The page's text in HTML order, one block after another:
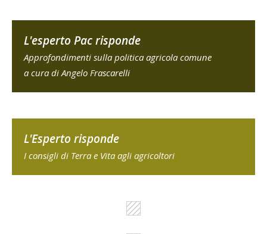
L'esperto Pac risponde
Approfondimenti sulla politica agricola comune
a cura di Angelo Frascarelli
L'Esperto risponde
I consigli di Terra e Vita agli agricoltori